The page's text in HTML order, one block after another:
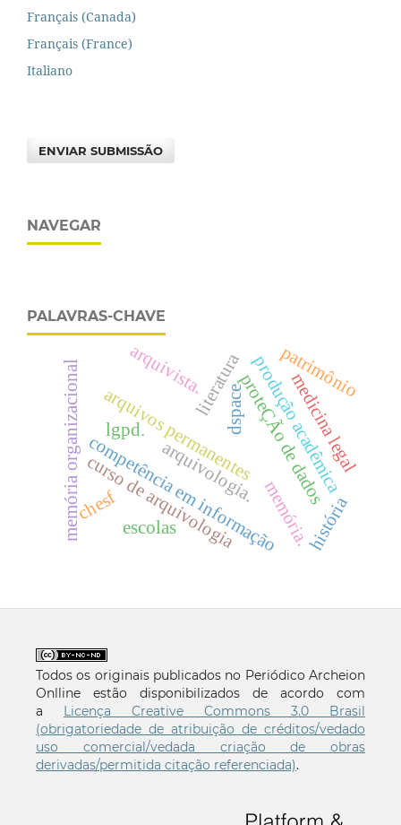
Français (Canada)
Français (France)
Italiano
ENVIAR SUBMISSÃO
NAVEGAR
PALAVRAS-CHAVE
curso de arquivologia
arquivos permanentesproteÇÃo de dados
lgpd.
memória organizacional produção acadêmica
literatura
arquivista.
arquivologia.
competência em informaçãomemória.
escolas
medicina legal
chesf história
patrimônio
dspace
Todos os originais publicados no Periódico Archeion
Onlline estão disponibilizados de acordo com
a Licença Creative Commons 3.0 Brasil
(obrigatoriedade de atribuição de créditos/vedado
uso comercial/vedada criação de obras
derivadas/permitida citação referenciada).